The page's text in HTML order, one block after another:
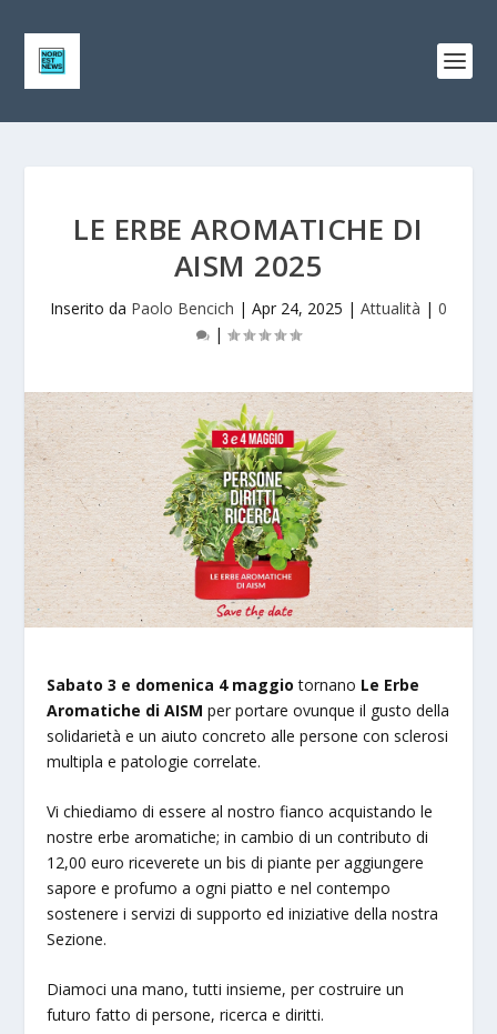
LE ERBE AROMATICHE DI
AISM 2025
Inserito da Paolo Bencich | Apr 24, 2025 | Attualità | 0
|
Sabato 3 e domenica 4 maggio tornano Le Erbe
Aromatiche di AISM per portare ovunque il gusto della
solidarietà e un aiuto concreto alle persone con sclerosi
multipla e patologie correlate.
Vi chiediamo di essere al nostro fianco acquistando le
nostre erbe aromatiche; in cambio di un contributo di
12,00 euro riceverete un bis di piante per aggiungere
sapore e profumo a ogni piatto e nel contempo
sostenere i servizi di supporto ed iniziative della nostra
Sezione.
Diamoci una mano, tutti insieme, per costruire un
futuro fatto di persone, ricerca e diritti.